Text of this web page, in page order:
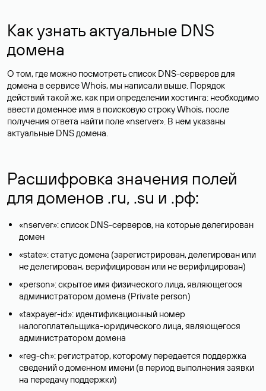
Как узнать актуальные DNS
домена
О том, где можно посмотреть список DNS-серверов для
домена в сервисе Whois, мы написали выше. Порядок
действий такой же, как при определении хостинга: необходимо
ввести доменное имя в поисковую строку Whois, после
получения ответа найти поле «nserver». В нем указаны
актуальные DNS домена.
Расшифровка значения полей
для доменов .ru, .su и .рф:
«nserver»: список DNS-серверов, на которые делегирован
домен
«state»: статус домена (зарегистрирован, делегирован или
не делегирован, верифицирован или не верифицирован)
«person»: скрытое имя физического лица, являющегося
администратором домена (Privatе person)
«taxpayer-id»: идентификационный номер
налогоплательщика-юридического лица, являющегося
администратором домена
«reg-ch»: регистратор, которому передается поддержка
сведений о доменном имени (в период выполнения заявки
на передачу поддержки)